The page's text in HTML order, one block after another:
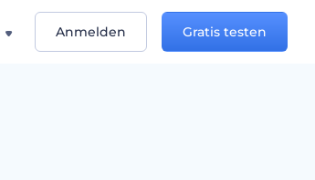
Anmelden Gratis testen